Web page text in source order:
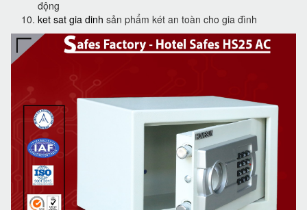
động
ket sat gia dinh sản phẩm két an toàn cho gia đình